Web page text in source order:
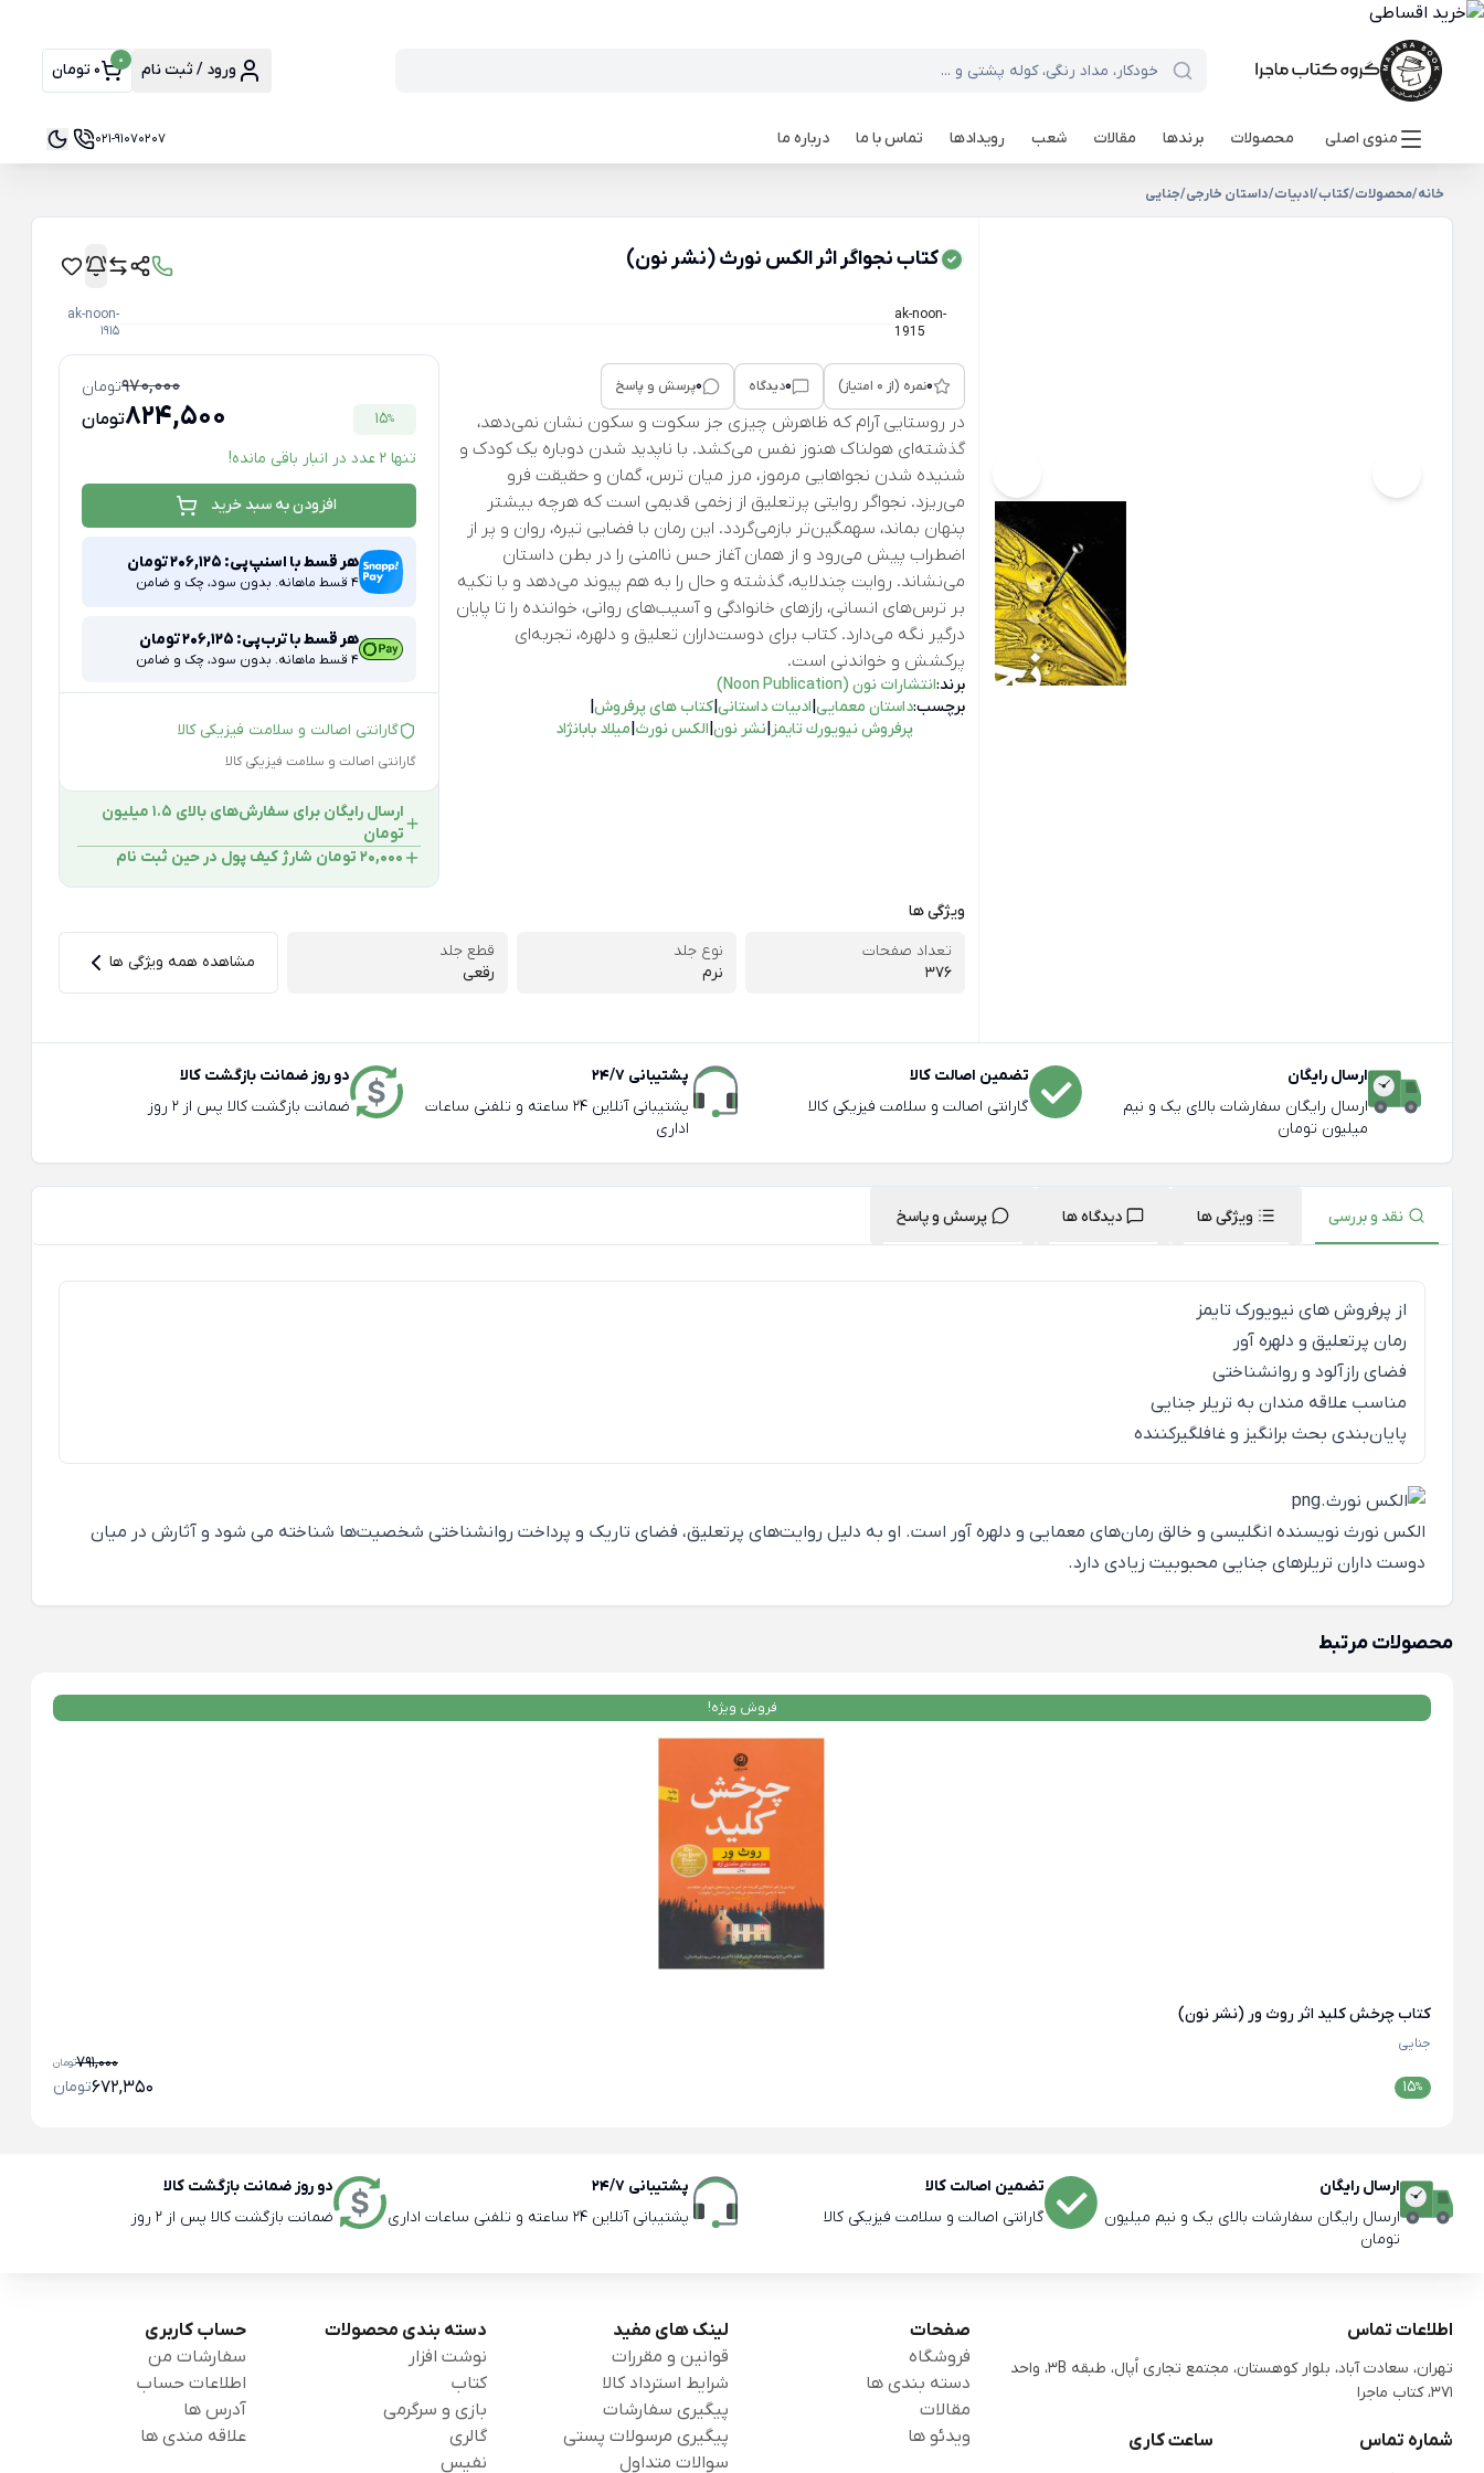
ورود / ثبت نام 0 0 تومان
منوی اصلی محصولات برندها مقالات شعب رویدادها تماس با ما درباره ما 021-91070207
خانه/محصولات/کتاب/ادبیات/داستان خارجی/جنایی
کتاب نجواگر اثر الکس نورث (نشر نون)
ak-noon-
1915
ak-noon-
1915
0نمره (از 0 امتیاز) 0دیدگاه 0پرسش و پاسخ
در روستایی آرام که ظاهرش چیزی جز سکوت و سکون نشان نمی‌دهد،
گذشته‌ای هولناک هنوز نفس می‌کشد. با ناپدید شدن دوباره یک کودک و
شنیده شدن نجواهایی مرموز، مرز میان ترس، گمان و حقیقت فرو
می‌ریزد. نجواگر روایتی پرتعلیق از زخمی قدیمی است که هرچه بیشتر
پنهان بماند، سهمگین‌تر بازمی‌گردد. این رمان با فضایی تیره، روان و پر از
اضطراب پیش می‌رود و از همان آغاز حس ناامنی را در بطن داستان
می‌نشاند. روایت چندلایه، گذشته و حال را به هم پیوند می‌دهد و با تکیه
بر ترس‌های انسانی، رازهای خانوادگی و آسیب‌های روانی، خواننده را تا پایان
درگیر نگه می‌دارد. کتاب برای دوست‌داران تعلیق و دلهره، تجربه‌ای
پرکشش و خواندنی است.
برند:انتشارات نون (Noon Publication)
برچسب:داستان معمایی| ادبیات داستانی| كتاب های پرفروش|
پرفروش نيويورك تايمز نشر نون| الکس نورث میلاد بابانژاد
%
15
970,000تومان
824,500تومان
تنها 2 عدد در انبار باقی مانده!
افزودن به سبد خرید
هر قسط با اسنپ‌پی: 206,125تومان
4 قسط ماهانه. بدون سود، چک و ضامن
هر قسط با ترب‌پی: 206,125تومان
4 قسط ماهانه. بدون سود، چک و ضامن
گارانتی اصالت و سلامت فیزیکی کالا
گارانتی اصالت و سلامت فیزیکی کالا
ارسال رایگان برای سفارش‌های بالای 1.5 میلیون
تومان
۲۰,۰۰۰ تومان شارژ کیف پول در حین ثبت ‌نام
ویژگی ها
تعداد صفحات
376
نوع جلد
نرم
قطع جلد
رقعی
مشاهده همه ویژگی ها
ارسال رایگان
ارسال رایگان سفارشات بالای یک و نیم
میلیون تومان
تضمین اصالت کالا
گارانتی اصالت و سلامت فیزیکی کالا
پشتیبانی 24/7
پشتیبانی آنلاین 24 ساعته و تلفنی ساعات
اداری
دو روز ضمانت بازگشت کالا
ضمانت بازگشت کالا پس از 2 روز
نقد و بررسی ویژگی ها دیدگاه ها پرسش و پاسخ
از پرفروش های نیویورک تایمز
رمان پرتعلیق و دلهره آور
فضای رازآلود و روانشناختی
مناسب علاقه مندان به تریلر جنایی
پایان‌بندی بحث برانگیز و غافلگیرکننده
الکس نورث نویسنده انگلیسی و خالق رمان‌های معمایی و دلهره آور است. او به دلیل روایت‌های پرتعلیق، فضای تاریک و پرداخت روانشناختی شخصیت‌ها شناخته می شود و آثارش در میان
دوست داران تریلرهای جنایی محبوبیت زیادی دارد.
محصولات مرتبط
فروش ویژه!
کتاب چرخش کلید اثر روث ور (نشر نون)
جنایی
تومان791,000
%
15 تومان672,350
ارسال رایگان
ارسال رایگان سفارشات بالای یک و نیم میلیون
تومان
تضمین اصالت کالا
گارانتی اصالت و سلامت فیزیکی کالا
پشتیبانی 24/7
پشتیبانی آنلاین 24 ساعته و تلفنی ساعات اداری
دو روز ضمانت بازگشت کالا
ضمانت بازگشت کالا پس از 2 روز
اطلاعات تماس
تهران، سعادت آباد، بلوار کوهستان، مجتمع تجاری اُپال، طبقه 3B، واحد
371، کتاب ماجرا
شماره تماس
ساعت کاری
صفحات
فروشگاه
دسته بندی ها
مقالات
ویدئو ها
لینک های مفید
قوانین و مقررات
شرایط استرداد کالا
پیگیری سفارشات
پیگیری مرسولات پستی
سوالات متداول
دسته بندی محصولات
نوشت افزار
کتاب
بازی و سرگرمی
گالری
نفیس
حساب کاربری
سفارشات من
اطلاعات حساب
آدرس ها
علاقه مندی ها